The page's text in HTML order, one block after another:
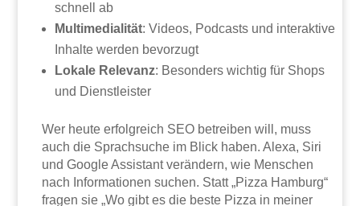
schnell ab
Multimedialität: Videos, Podcasts und interaktive
Inhalte werden bevorzugt
Lokale Relevanz: Besonders wichtig für Shops
und Dienstleister
Wer heute erfolgreich SEO betreiben will, muss
auch die Sprachsuche im Blick haben. Alexa, Siri
und Google Assistant verändern, wie Menschen
nach Informationen suchen. Statt „Pizza Hamburg“
fragen sie „Wo gibt es die beste Pizza in meiner